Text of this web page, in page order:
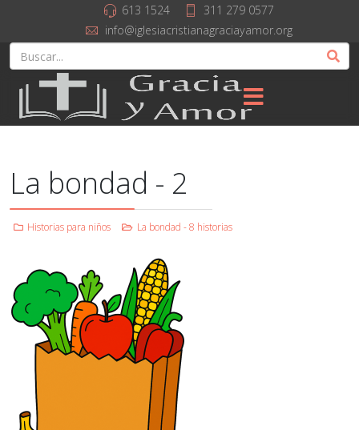
613 1524
311 279 0577
info@iglesiacristianagraciayamor.org
La bondad - 2
Historias para niños La bondad - 8 historias